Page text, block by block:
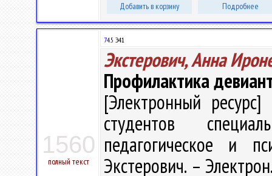
Добавить в корзину Подробнее
1560
полный текст
74.5 Э41
Экстерович, Анна
Профилактика
[Электронный
студентов
педагогическое и
Экстерович. –